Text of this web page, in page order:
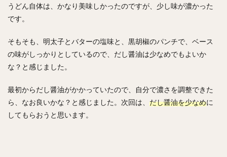
うどん自体は、かなり美味しかったのですが、少し味が濃かった
です。
そもそも、明太子とバターの塩味と、黒胡椒のパンチで、ベース
の味がしっかりとしているので、だし醤油は少なめでもよいか
な？と感じました。
最初からだし醤油がかかっていたので、自分で濃さを調整できた
ら、なお良いかな？と感じました。次回は、 だし醤油を少なめに
してもらおうと思います。